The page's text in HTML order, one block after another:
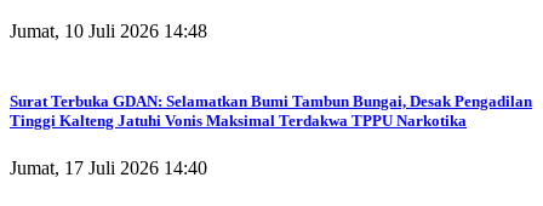
Jumat, 10 Juli 2026 14:48
Surat Terbuka GDAN: Selamatkan Bumi Tambun Bungai, Desak Pengadilan
Tinggi Kalteng Jatuhi Vonis Maksimal Terdakwa TPPU Narkotika
Jumat, 17 Juli 2026 14:40